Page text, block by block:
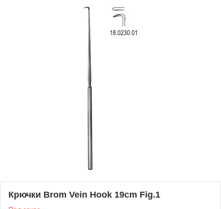
Крючки Brom Vein Hook 19cm Fig.1